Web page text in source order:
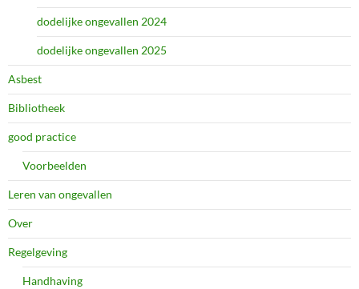
dodelijke ongevallen 2024
dodelijke ongevallen 2025
Asbest
Bibliotheek
good practice
Voorbeelden
Leren van ongevallen
Over
Regelgeving
Handhaving